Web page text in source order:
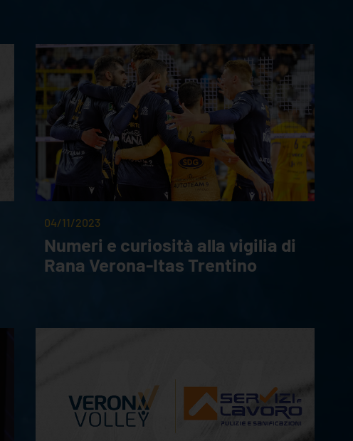
04/11/2023
Numeri e curiosità alla vigilia di
Rana Verona-Itas Trentino